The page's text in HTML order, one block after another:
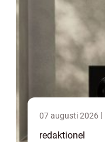
07 augusti 2026
redaktionel